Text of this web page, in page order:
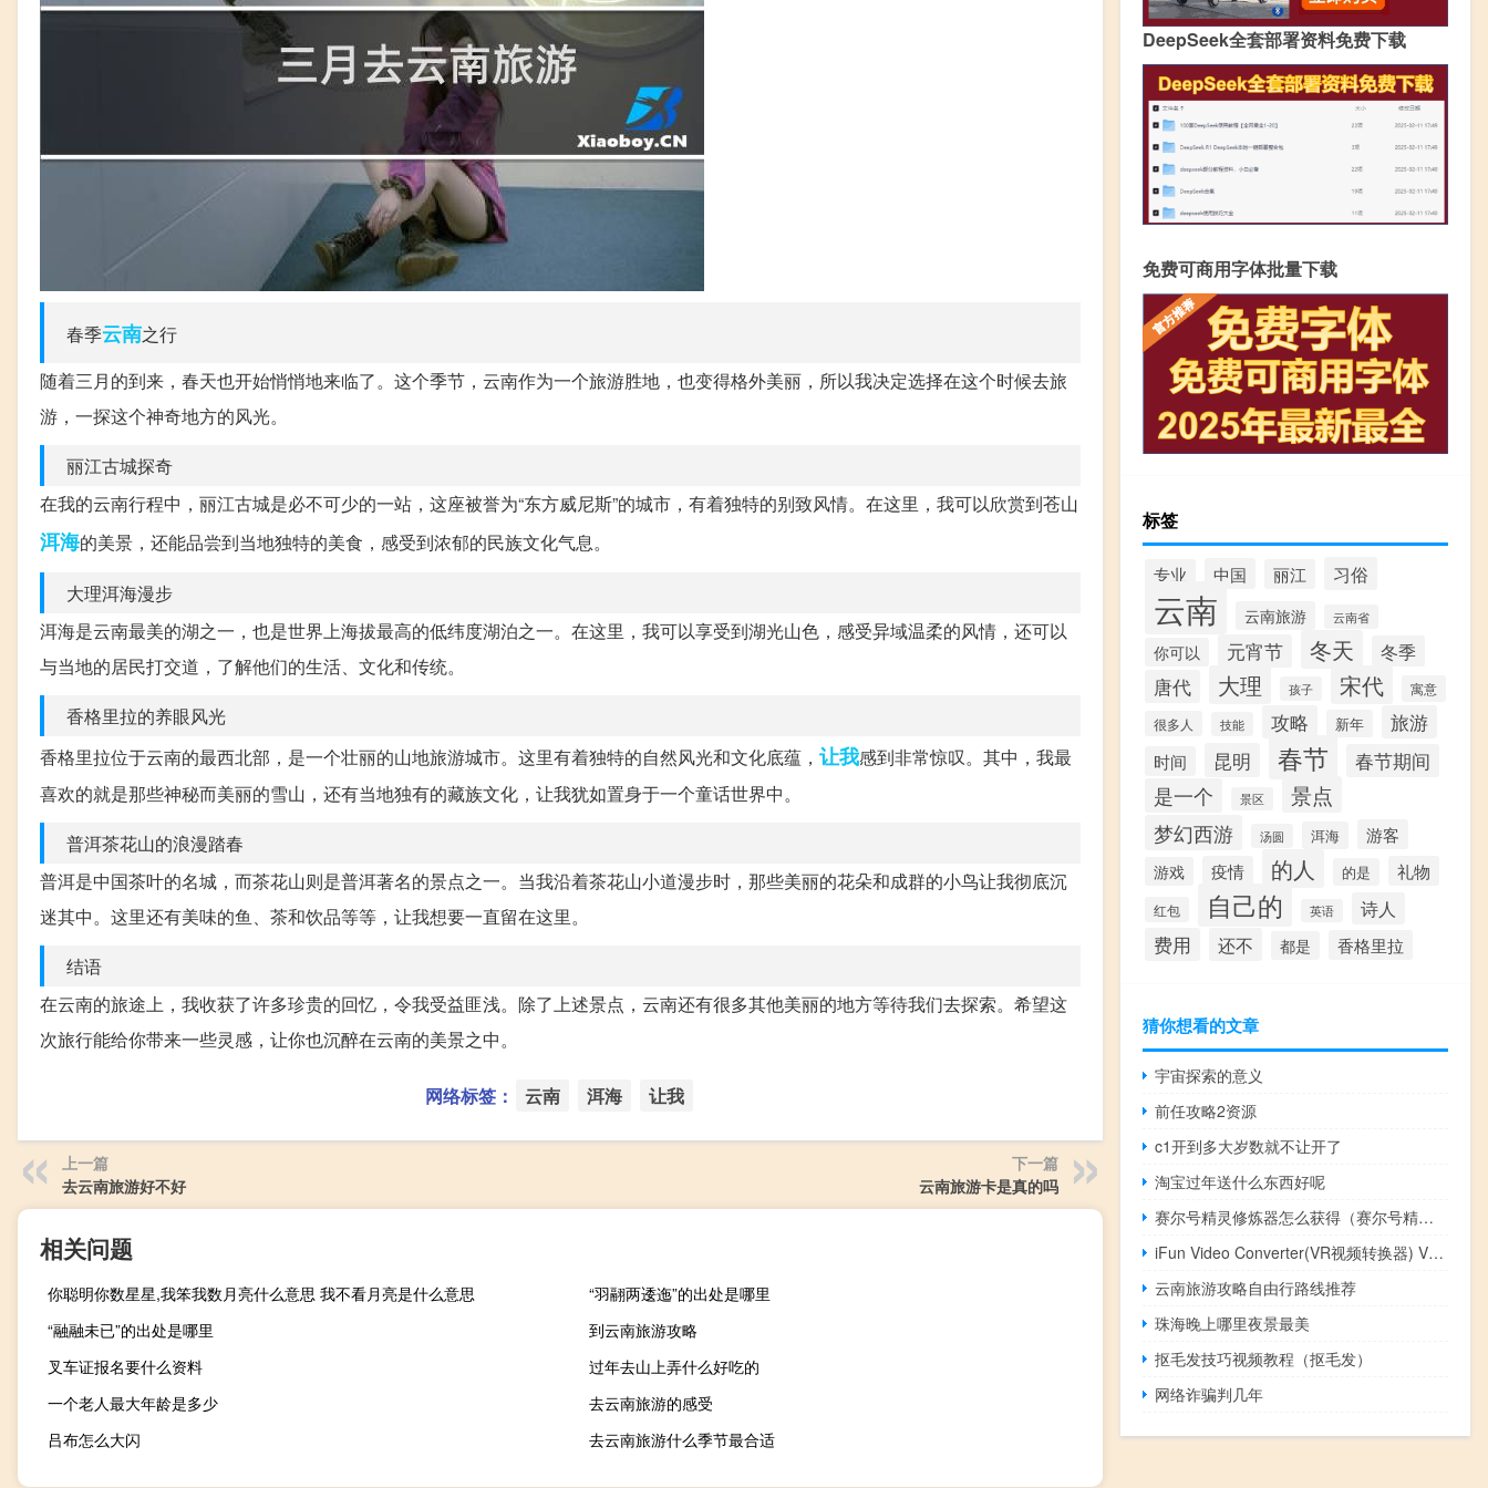
春季云南之行
随着三月的到来，春天也开始悄悄地来临了。这个季节，云南作为一个旅游胜地，也变得格外美丽，所以我决定选择在这个时候去旅
游，一探这个神奇地方的风光。
丽江古城探奇
在我的云南行程中，丽江古城是必不可少的一站，这座被誉为“东方威尼斯”的城市，有着独特的别致风情。在这里，我可以欣赏到苍山
洱海的美景，还能品尝到当地独特的美食，感受到浓郁的民族文化气息。
大理洱海漫步
洱海是云南最美的湖之一，也是世界上海拔最高的低纬度湖泊之一。在这里，我可以享受到湖光山色，感受异域温柔的风情，还可以
与当地的居民打交道，了解他们的生活、文化和传统。
香格里拉的养眼风光
香格里拉位于云南的最西北部，是一个壮丽的山地旅游城市。这里有着独特的自然风光和文化底蕴， 让我感到非常惊叹。其中，我最
喜欢的就是那些神秘而美丽的雪山，还有当地独有的藏族文化，让我犹如置身于一个童话世界中。
普洱茶花山的浪漫踏春
普洱是中国茶叶的名城，而茶花山则是普洱著名的景点之一。当我沿着茶花山小道漫步时，那些美丽的花朵和成群的小鸟让我彻底沉
迷其中。这里还有美味的鱼、茶和饮品等等，让我想要一直留在这里。
结语
在云南的旅途上，我收获了许多珍贵的回忆，令我受益匪浅。除了上述景点，云南还有很多其他美丽的地方等待我们去探索。希望这
次旅行能给你带来一些灵感，让你也沉醉在云南的美景之中。
网络标签： 云南 洱海 让我
上一篇
去云南旅游好不好
下一篇
云南旅游卡是真的吗
相关问题
你聪明你数星星,我笨我数月亮什么意思 我不看月亮是什么意思
“羽翮两逶迤”的出处是哪里
“融融未已”的出处是哪里
到云南旅游攻略
叉车证报名要什么资料
过年去山上弄什么好吃的
一个老人最大年龄是多少
去云南旅游的感受
吕布怎么大闪
去云南旅游什么季节最合适
DeepSeek全套部署资料免费下载
免费可商用字体批量下载
标签
专业 中国 丽江 习俗
云南 云南旅游 云南省
你可以 元宵节 冬天 冬季
唐代 大理 孩子 宋代 寓意
很多人 技能 攻略 新年 旅游
时间 昆明 春节 春节期间
是一个 景区 景点
梦幻西游 汤圆 洱海 游客
游戏 疫情 的人 的是 礼物
红包 自己的 英语 诗人
费用 还不 都是 香格里拉
猜你想看的文章
宇宙探索的意义
前任攻略2资源
c1开到多大岁数就不让开了
淘宝过年送什么东西好呢
赛尔号精灵修炼器怎么获得（赛尔号精灵修炼器）
iFun Video Converter(VR视频转换器) V1.0.2 官方版（iFun Video Converter(VR视频转换器) V1.0.2 官方版功能简介）
云南旅游攻略自由行路线推荐
珠海晚上哪里夜景最美
抠毛发技巧视频教程（抠毛发）
网络诈骗判几年